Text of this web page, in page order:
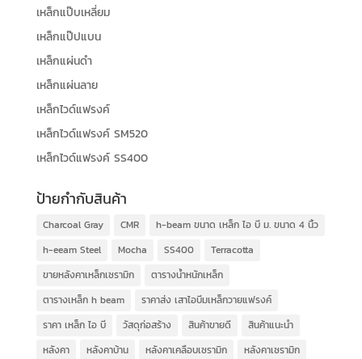
เหล็กแป๊บเหลี่ยม
เหล็กแป๊ปแบน
เหล็กแผ่นดำ
เหล็กแผ่นลาย
เหล็กไวด์แฟรงค์
เหล็กไวด์แฟรงค์ SM520
เหล็กไวด์แฟรงค์ SS400
ป้ายกำกับสินค้า
Charcoal Gray CMR
h-beam ขนาด เหล็ก ไอ บี ม. ขนาด 4 นิ้ว
h-eeam Steel
Mocha SS400
Terracotta
ขายหลังคาเหล็กเซรามิก
ตารางน้ำหนักเหล็ก
ตารางเหล็ก h beam
ราคาส่ง เสาไอบีมเหล็กวายแฟรงค์
ราคา เหล็ก ไอ บี
วัสดุก่อสร้าง สินค้าขายดี
สินค้าแนะนำ
หลังคา
หลังคาบ้าน หลังคาเคลือบเซรามิก
หลังคาเซรามิก